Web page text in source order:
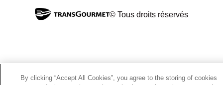
© Tous droits réservés
By clicking “Accept All Cookies”, you agree to the storing of cookies